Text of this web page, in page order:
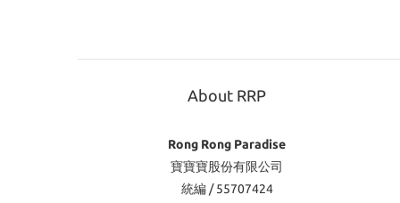
About RRP
Rong Rong Paradise
寶寶寶股份有限公司
統編 / 55707424